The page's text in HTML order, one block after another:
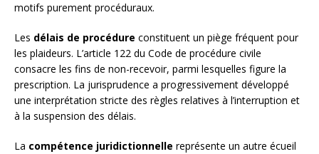
motifs purement procéduraux.
Les délais de procédure constituent un piège fréquent pour
les plaideurs. L’article 122 du Code de procédure civile
consacre les fins de non-recevoir, parmi lesquelles figure la
prescription. La jurisprudence a progressivement développé
une interprétation stricte des règles relatives à l’interruption et
à la suspension des délais.
La compétence juridictionnelle représente un autre écueil